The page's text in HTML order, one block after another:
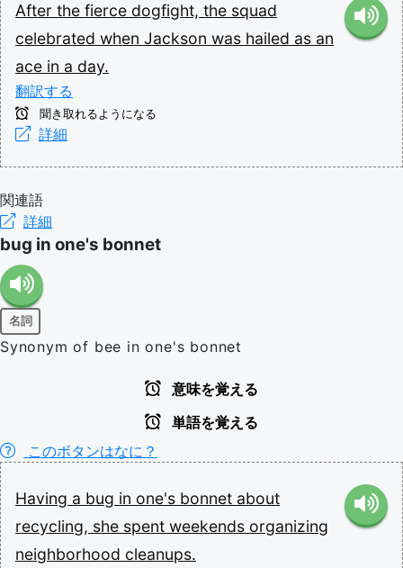
After the fierce dogfight, the squad
celebrated when Jackson was hailed as an
ace in a day.
翻訳する
聞き取れるようになる
詳細
関連語
詳細
bug in one's bonnet
名詞
Synonym of bee in one's bonnet
意味を覚える
単語を覚える
このボタンはなに？
Having a bug in one's bonnet about
recycling, she spent weekends organizing
neighborhood cleanups.